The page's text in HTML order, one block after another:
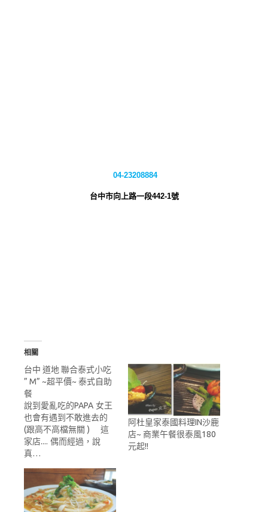
04-23208884
台中市向上路一段442-1號
相關
台中 道地 聯合泰式小吃
” M” ~超平價~ 泰式自助
餐
說到愛亂吃的PAPA 女王
也會有遇到不敢進去的
(跟高不高檔無關 ) 這
家店.... 偶而經過，說
真…
阿杜皇家泰國料理IN沙鹿
店~ 商業午餐很泰風180
元起!!